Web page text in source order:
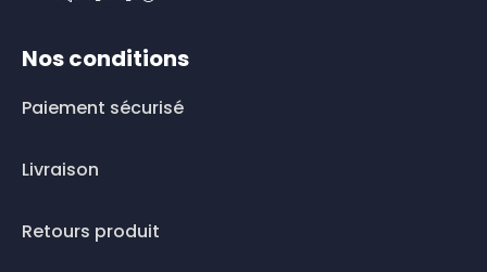
Nos conditions
Paiement sécurisé
Livraison
Retours produit